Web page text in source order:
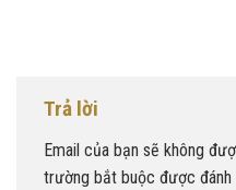
Trả lời
Email của bạn sẽ không
trường bắt buộc được đánh